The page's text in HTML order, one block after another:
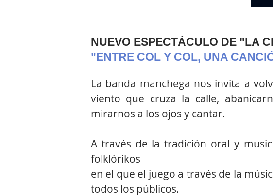
NUEVO ESPECTÁCULO DE "LA
"ENTRE COL Y COL, UNA
La banda manchega nos invita a
viento que cruza la calle,
mirarnos a los ojos y cantar.
A través de la tradición oral y
folklórikos
en el que el juego a través de la
todos los públicos.